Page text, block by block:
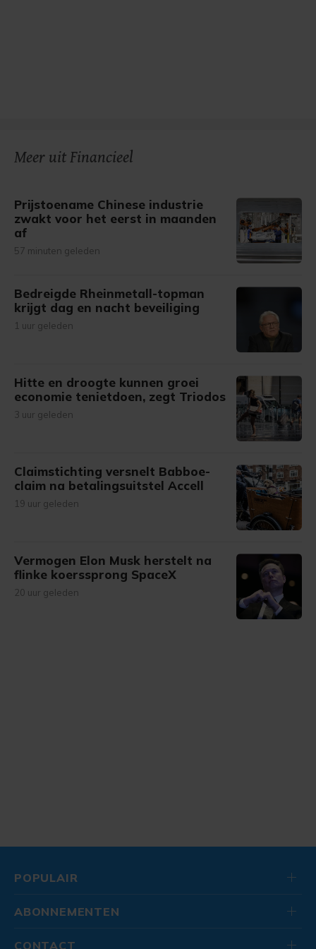
Meer uit Financieel
Prijstoename Chinese industrie
zwakt voor het eerst in maanden
af
57 minuten geleden
Bedreigde Rheinmetall-topman
krijgt dag en nacht beveiliging
1 uur geleden
Hitte en droogte kunnen groei
economie tenietdoen, zegt Triodos
3 uur geleden
Claimstichting versnelt Babboe-
claim na betalingsuitstel Accell
19 uur geleden
Vermogen Elon Musk herstelt na
flinke koerssprong SpaceX
20 uur geleden
POPULAIR
ABONNEMENTEN
CONTACT